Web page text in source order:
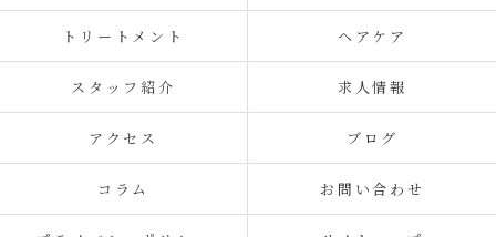
トリートメント ヘアケア
スタッフ紹介 求人情報
アクセス ブログ
コラム お問い合わせ